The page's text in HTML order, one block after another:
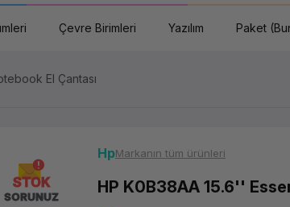
Çevre Birimleri Yazılım Paket
El Çantası
STOK
SORUNUZ
HpMarkanın tüm ürünleri
HP K0B38AA 15.6''